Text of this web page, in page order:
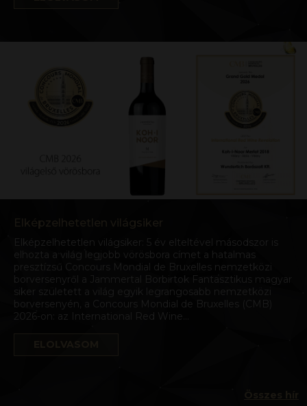
Elképzelhetetlen világsiker: 5 év elteltével másodszor is
elhozta a világ legjobb vörösbora címet a hatalmas
presztízsű Concours Mondial de Bruxelles nemzetközi
borversenyről a Jammertal Borbirtok Fantasztikus magyar
siker született a világ egyik legrangosabb nemzetközi
borversenyén, a Concours Mondial de Bruxelles (CMB)
2026-on: az International Red Wine…